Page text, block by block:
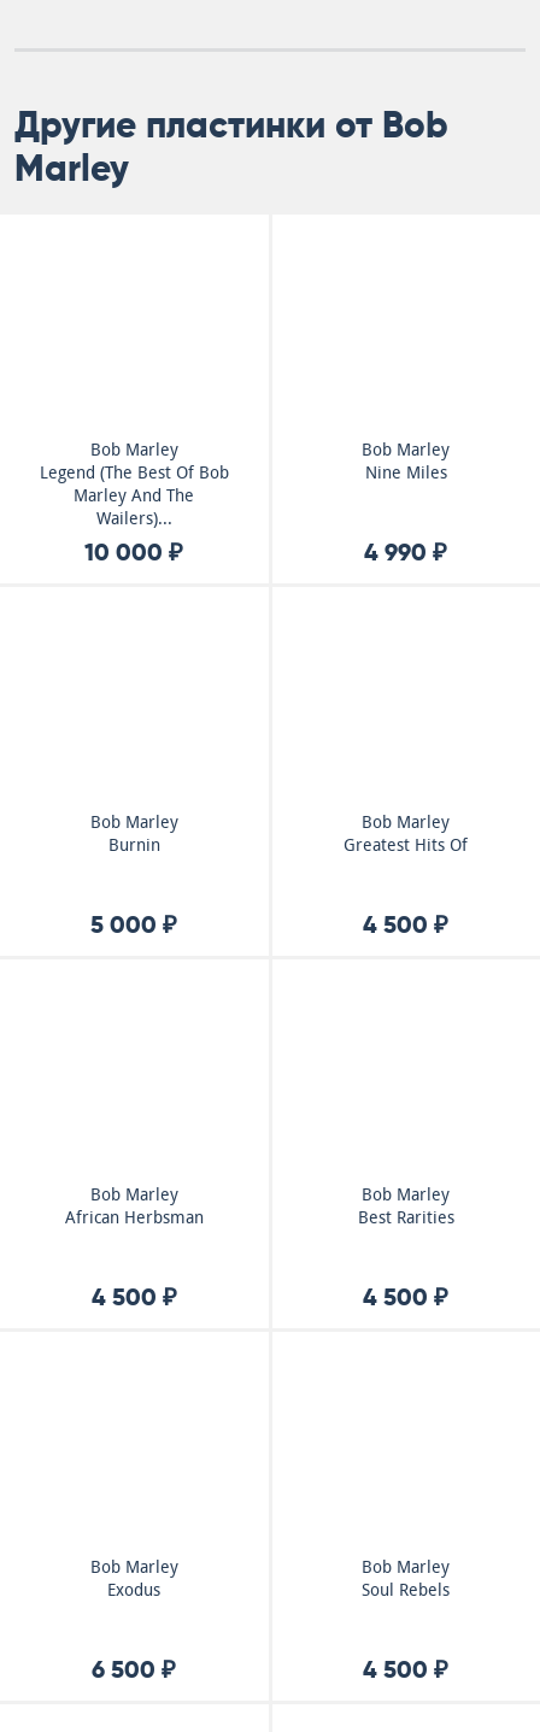
Другие пластинки от Bob
Marley
Bob Marley
Legend (The Best Of Bob
Marley And The
Wailers)...
10 000 ₽
Bob Marley
Nine Miles
4 990 ₽
Bob Marley
Burnin
5 000 ₽
Bob Marley
Greatest Hits Of
4 500 ₽
Bob Marley
African Herbsman
4 500 ₽
Bob Marley
Best Rarities
4 500 ₽
Bob Marley
Exodus
6 500 ₽
Bob Marley
Soul Rebels
4 500 ₽